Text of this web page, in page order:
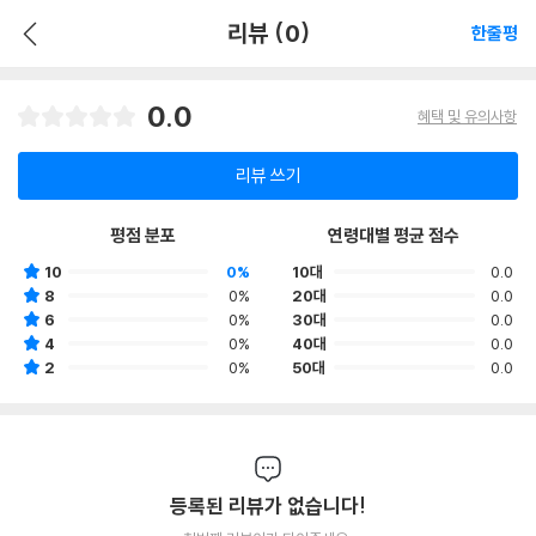
리뷰 (0) 한줄평
0.0 혜택 및 유의사항
리뷰 쓰기
평점 분포
10
0%
8
0%
6
0%
4
0%
2
0%
연령대별 평균 점수
10대
0.0
20대
0.0
30대
0.0
40대
0.0
50대
0.0
등록된 리뷰가 없습니다!